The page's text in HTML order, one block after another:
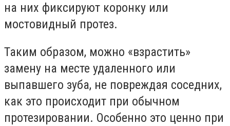
на них фиксируют коронку или
мостовидный протез.
Таким образом, можно «взрастить»
замену на месте удаленного или
выпавшего зуба, не повреждая соседних,
как это происходит при обычном
протезировании. Особенно это ценно при